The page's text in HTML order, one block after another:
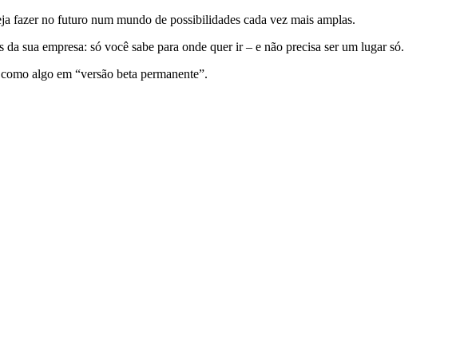
fazer no futuro num mundo de possibilidades cada vez mais amplas.
sua empresa: só você sabe para onde quer ir – e não precisa ser um lugar só.
algo em “versão beta permanente”.